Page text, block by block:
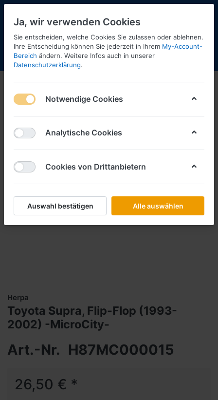
Menü Anmelden Shopaktualisierung
Herpa
Toyota Supra, Flip-Flop (1993-
2002) -MicroCity-
Art.-Nr. H87MC000015
26,50 € *
Ja, wir verwenden Cookies
Sie entscheiden, welche Cookies Sie zulassen oder ablehnen.
Ihre Entscheidung können Sie jederzeit in Ihrem My-Account-
Bereich ändern. Weitere Infos auch in unserer
Datenschutzerklärung.
Notwendige Cookies
Analytische Cookies
Cookies von Drittanbietern
Auswahl bestätigen Alle auswählen